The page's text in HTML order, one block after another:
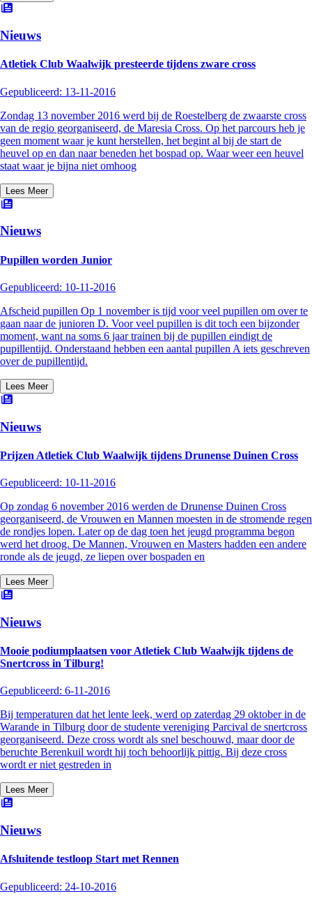
Nieuws
Atletiek Club Waalwijk presteerde tijdens zware cross
Gepubliceerd: 13-11-2016
Zondag 13 november 2016 werd bij de Roestelberg de zwaarste cross
van de regio georganiseerd, de Maresia Cross. Op het parcours heb je
geen moment waar je kunt herstellen, het begint al bij de start de
heuvel op en dan naar beneden het bospad op. Waar weer een heuvel
staat waar je bijna niet omhoog
Lees Meer
Nieuws
Pupillen worden Junior
Gepubliceerd: 10-11-2016
Afscheid pupillen Op 1 november is tijd voor veel pupillen om over te
gaan naar de junioren D. Voor veel pupillen is dit toch een bijzonder
moment, want na soms 6 jaar trainen bij de pupillen eindigt de
pupillentijd. Onderstaand hebben een aantal pupillen A iets geschreven
over de pupillentijd.
Lees Meer
Nieuws
Prijzen Atletiek Club Waalwijk tijdens Drunense Duinen Cross
Gepubliceerd: 10-11-2016
Op zondag 6 november 2016 werden de Drunense Duinen Cross
georganiseerd, de Vrouwen en Mannen moesten in de stromende regen
de rondjes lopen. Later op de dag toen het jeugd programma begon
werd het droog. De Mannen, Vrouwen en Masters hadden een andere
ronde als de jeugd, ze liepen over bospaden en
Lees Meer
Nieuws
Mooie podiumplaatsen voor Atletiek Club Waalwijk tijdens de
Snertcross in Tilburg!
Gepubliceerd: 6-11-2016
Bij temperaturen dat het lente leek, werd op zaterdag 29 oktober in de
Warande in Tilburg door de studente vereniging Parcival de snertcross
georganiseerd. Deze cross wordt als snel beschouwd, maar door de
beruchte Berenkuil wordt hij toch behoorlijk pittig. Bij deze cross
wordt er niet gestreden in
Lees Meer
Nieuws
Afsluitende testloop Start met Rennen
Gepubliceerd: 24-10-2016